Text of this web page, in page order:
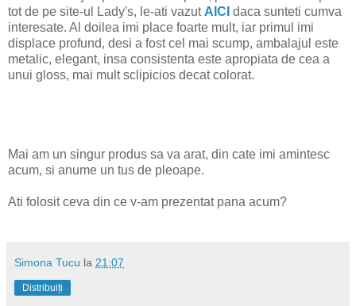
tot de pe site-ul Lady's, le-ati vazut AICI daca sunteti cumva
interesate. Al doilea imi place foarte mult, iar primul imi
displace profund, desi a fost cel mai scump, ambalajul este
metalic, elegant, insa consistenta este apropiata de cea a
unui gloss, mai mult sclipicios decat colorat.
Mai am un singur produs sa va arat, din cate imi amintesc
acum, si anume un tus de pleoape.
Ati folosit ceva din ce v-am prezentat pana acum?
Simona Tucu la 21:07
Distribuiți